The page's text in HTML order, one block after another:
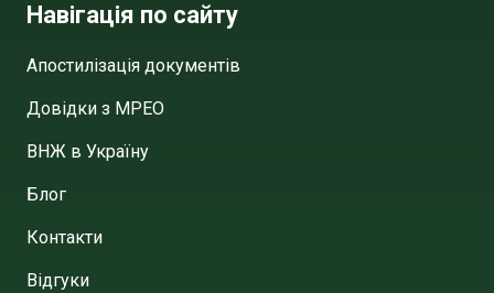
Навігація по сайту
Апостилізація документів
Довідки з МРЕО
ВНЖ в Україну
Блог
Контакти
Відгуки